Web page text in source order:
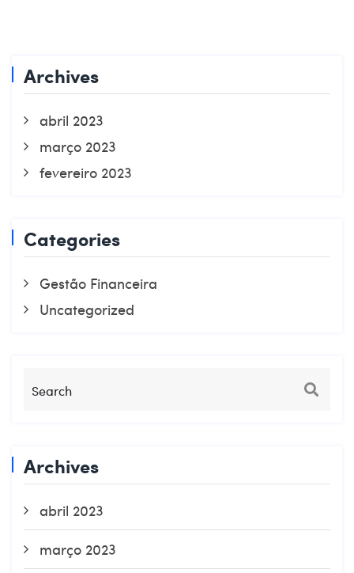
Archives
abril 2023
março 2023
fevereiro 2023
Categories
Gestão Financeira
Uncategorized
Archives
abril 2023
março 2023